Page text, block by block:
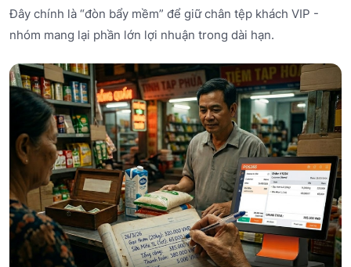
Đây chính là “đòn bẩy mềm” để giữ chân tệp khách VIP -
nhóm mang lại phần lớn lợi nhuận trong dài hạn.